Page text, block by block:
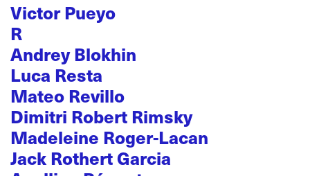
Victor Pueyo
R
Andrey Blokhin
Luca Resta
Mateo Revillo
Dimitri Robert Rimsky
Madeleine Roger-Lacan
Jack Rothert Garcia